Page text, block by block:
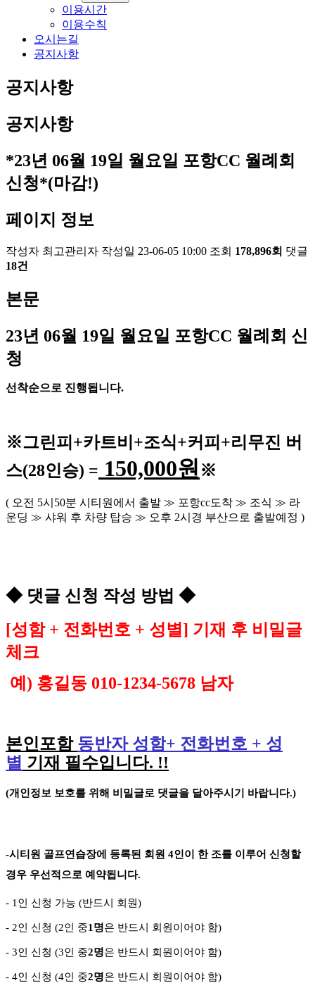
이용시간
이용수칙
오시는길
공지사항
공지사항
공지사항
*23년 06월 19일 월요일 포항CC 월례회
신청*(마감!)
페이지 정보
작성자 최고관리자 작성일 23-06-05 10:00 조회 178,896회 댓글
18건
본문
23년 06월 19일 월요일 포항CC 월례회 신
청
선착순으로 진행됩니다.
※그린피 +카트비 +조식+커피+리무진 버
스(28인승) = 150,000원 ※
( 오전 5시 50분 시티원에서 출발 ≫ 포항cc도착 ≫ 조식 ≫ 라
운딩 ≫ 샤워 후 차량 탑승 ≫ 오후 2시경 부산으로 출발예정 )
◆ 댓글 신청 작성 방법 ◆
[성함 + 전화번호 + 성별] 기재 후 비밀글
체크
예 ) 홍길동 010-1234-5678 남자
본인포함 동반자 성함+ 전화번호 + 성
별 기재 필수입니다. !!
(개인정보 보호를 위해 비밀글로 댓글을 달아주시기 바랍니다.)
-시티원 골프연습장에 등록된 회원 4인이 한 조를 이루어 신청할
경우 우선적으로 예약됩니다.
- 1인 신청 가능 (반드시 회원)
- 2인 신청 (2인 중1명은 반드시 회원이어야 함)
- 3인 신청 (3인 중2명은 반드시 회원이어야 함)
- 4인 신청 (4인 중2명은 반드시 회원이어야 함)